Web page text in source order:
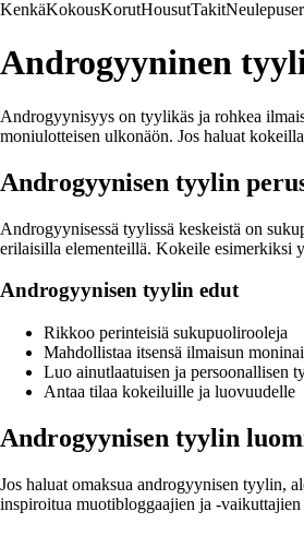
KenkäKokousKorutHousutTakit
Androgyyninen
Androgyynisyys on tyylikäs ja rohkea
moniulotteisen ulkonäön. Jos haluat
Androgyynisen tyylin
Androgyynisessä tyylissä keskeistä on
erilaisilla elementeillä. Kokeile esimerkiksi
Androgyynisen tyylin edut
Rikkoo perinteisiä sukupuolirooleja
Mahdollistaa itsensä ilmaisun
Luo ainutlaatuisen ja persoonallisen
Antaa tilaa kokeiluille ja luovuudelle
Androgyynisen tyylin
Jos haluat omaksua androgyynisen tyylin,
inspiroitua muotibloggaajien ja -